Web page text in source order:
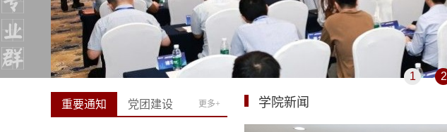
1 2
更多+
重要通知 党团建设 学院新闻